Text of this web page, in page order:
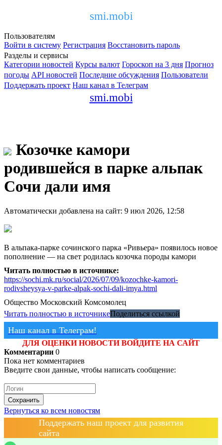
smi.mobi
Пользователям
Войти в систему Регистрация Восстановить пароль
Разделы и сервисы
Категории новостей Курсы валют Гороскоп на 3 дня Прогноз
погоды API новостей Последние обсуждения Пользователи
Поддержать проект Наш канал в Телеграм
smi.mobi
Козочке камори
родившейся в парке альпак
Сочи дали имя
Автоматически добавлена на сайт: 9 июл 2026, 12:58
В альпака-парке сочинского парка «Ривьера» появилось новое
пополнение — на свет родилась козочка породы камори
Читать полностью в источнике:
https://sochi.mk.ru/social/2026/07/09/kozochke-kamori-
rodivsheysya-v-parke-alpak-sochi-dali-imya.html
Общество Московский Комсомолец
Читать полностью в источникеПоделиться ссылкой
Наш канал в Телеграм!
ДЛЯ ОЦЕНКИ НОВОСТИ ВОЙДИТЕ НА САЙТ
Комментарии 0
Пока нет комментариев
Введите свои данные, чтобы написать сообщение:
Сохранить
Вернуться ко всем новостям
Поддержать наш проект для развития
сайта